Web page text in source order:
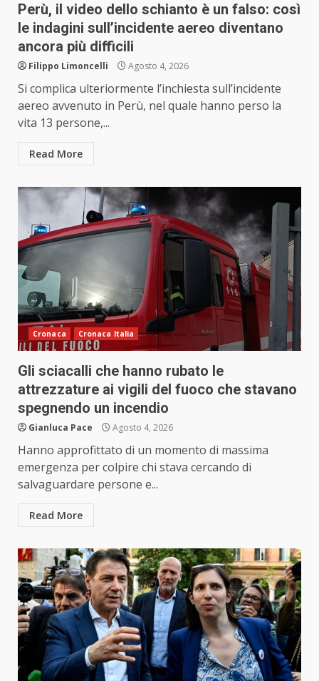
Perù, il video dello schianto è un falso: così
le indagini sull’incidente aereo diventano
ancora più difficili
Filippo Limoncelli Agosto 4, 2026
Si complica ulteriormente l’inchiesta sull’incidente
aereo avvenuto in Perù, nel quale hanno perso la
vita 13 persone,...
Read More
Cronaca Cronaca Italia
Gli sciacalli che hanno rubato le
attrezzature ai vigili del fuoco che stavano
spegnendo un incendio
Gianluca Pace Agosto 4, 2026
Hanno approfittato di un momento di massima
emergenza per colpire chi stava cercando di
salvaguardare persone e...
Read More